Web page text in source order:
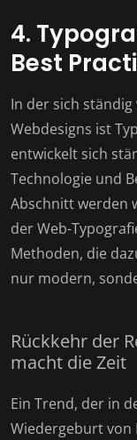
4.
Best
In der sich
Webdesigns ist
entwickelt sich
Technologie und
Abschnitt werden
der Web-
Methoden, die
nur modern,
Rückkehr der
macht die Zeit
Ein Trend, der in
Wiedergeburt von